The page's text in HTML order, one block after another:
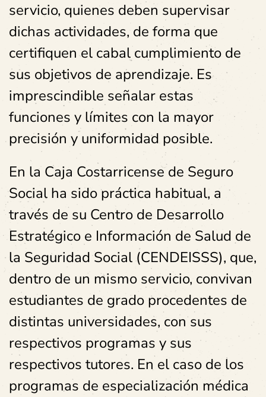
servicio, quienes deben supervisar
dichas actividades, de forma que
certifiquen el cabal cumplimiento de
sus objetivos de aprendizaje. Es
imprescindible señalar estas
funciones y límites con la mayor
precisión y uniformidad posible.
En la Caja Costarricense de Seguro
Social ha sido práctica habitual, a
través de su Centro de Desarrollo
Estratégico e Información de Salud de
la Seguridad Social (CENDEISSS), que,
dentro de un mismo servicio, convivan
estudiantes de grado procedentes de
distintas universidades, con sus
respectivos programas y sus
respectivos tutores. En el caso de los
programas de especialización médica